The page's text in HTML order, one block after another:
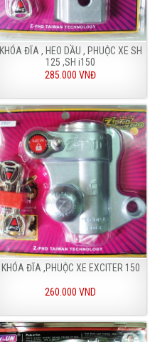
KHÓA ĐĨA , HEO DẦU , PHUỘC XE SH
125 ,SH i150
285.000 VNĐ
KHÓA ĐĨA ,PHUỘC XE EXCITER 150
260.000 VND